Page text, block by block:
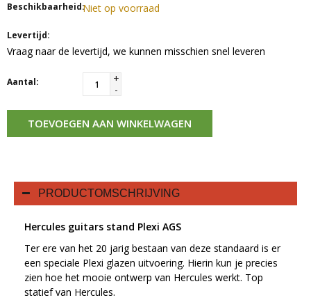
Beschikbaarheid:Niet op voorraad
Levertijd:
Vraag naar de levertijd, we kunnen misschien snel leveren
Aantal:
+
-
TOEVOEGEN AAN WINKELWAGEN
PRODUCTOMSCHRIJVING
Hercules guitars stand Plexi AGS
Ter ere van het 20 jarig bestaan van deze standaard is er
een speciale Plexi glazen uitvoering. Hierin kun je precies
zien hoe het mooie ontwerp van Hercules werkt. Top
statief van Hercules.